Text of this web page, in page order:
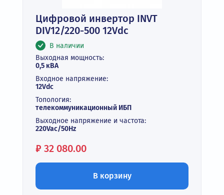
Цифровой инвертор INVT
DIV12/220-500 12Vdc
В наличии
Выходная мощность:
0,5 кВА
Входное напряжение:
12Vdc
Топология:
телекоммуникационный ИБП
Выходное напряжение и частота:
220Vac/50Hz
Цена:
₽ 32 080.00
В корзину